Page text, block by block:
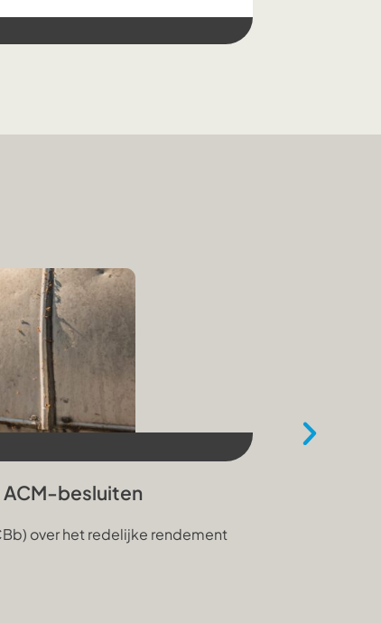
besluiten
over het redelijke rendement
27 juli 2026